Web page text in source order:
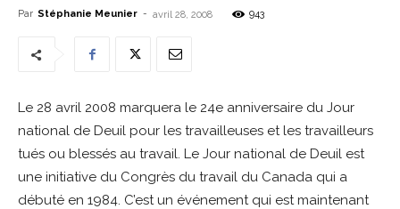
Par Stéphanie Meunier - avril 28, 2008 943
Le 28 avril 2008 marquera le 24e anniversaire du Jour
national de Deuil pour les travailleuses et les travailleurs
tués ou blessés au travail. Le Jour national de Deuil est
une initiative du Congrès du travail du Canada qui a
débuté en 1984. C’est un événement qui est maintenant